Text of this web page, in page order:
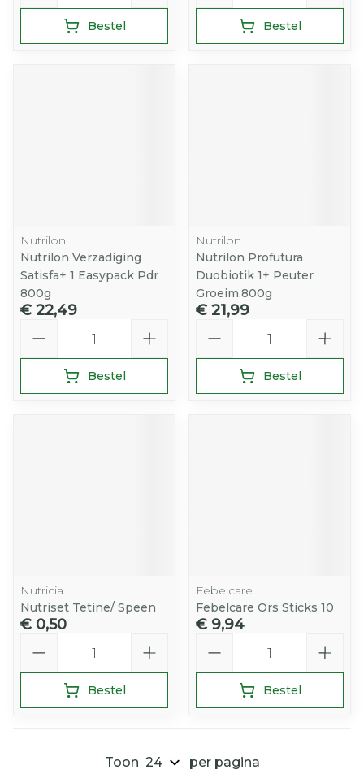
Bestel Bestel
Nutrilon
Nutrilon Verzadiging
Satisfa+ 1 Easypack Pdr
800g
€ 22,49
Bestel
Nutrilon
Nutrilon Profutura
Duobiotik 1+ Peuter
Groeim.800g
€ 21,99
Bestel
Nutricia
Nutriset Tetine/ Speen
€ 0,50
Bestel
Febelcare
Febelcare Ors Sticks 10
€ 9,94
Bestel
Toon per pagina